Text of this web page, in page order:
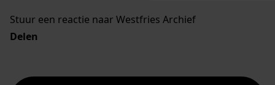
Stuur een reactie naar Westfries Archief
Delen